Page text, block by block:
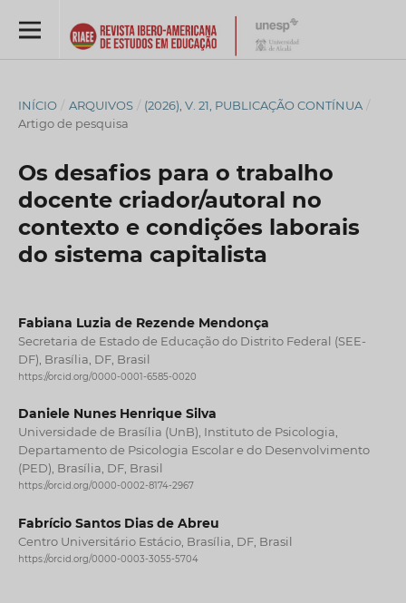
INÍCIO / ARQUIVOS / (2026), V. 21, PUBLICAÇÃO CONTÍNUA /
Artigo de pesquisa
Os desafios para o trabalho
docente criador/autoral no
contexto e condições laborais
do sistema capitalista
Fabiana Luzia de Rezende Mendonça
Secretaria de Estado de Educação do Distrito Federal (SEE-
DF), Brasília, DF, Brasil
https://orcid.org/0000-0001-6585-0020
Daniele Nunes Henrique Silva
Universidade de Brasília (UnB), Instituto de Psicologia,
Departamento de Psicologia Escolar e do Desenvolvimento
(PED), Brasília, DF, Brasil
https://orcid.org/0000-0002-8174-2967
Fabrício Santos Dias de Abreu
Centro Universitário Estácio, Brasília, DF, Brasil
https://orcid.org/0000-0003-3055-5704